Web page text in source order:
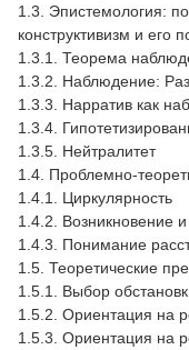
1.3. Эпистемология:
конструктивизм и его
1.3.1. Теорема
1.3.2. Наблюдение:
1.3.3. Нарратив как
1.3.4.
1.3.5. Нейтралитет
1.4. Проблемно-
1.4.1. Циркулярность
1.4.2. Возникновение
1.4.3. Понимание
1.5. Теоретические
1.5.1. Выбор
1.5.2. Ориентация на
1.5.3. Ориентация на